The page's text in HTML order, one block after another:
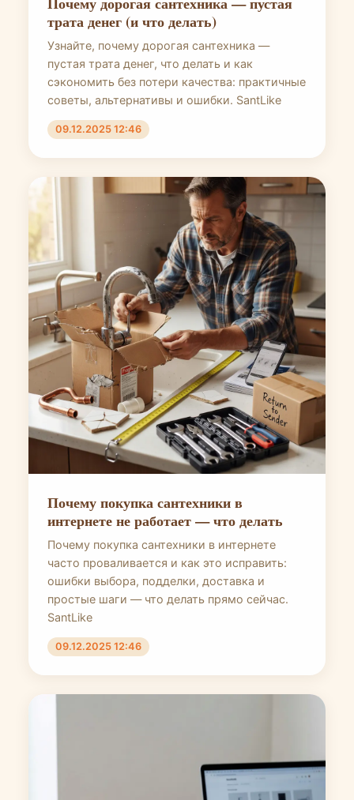
трата денег (и что делать)
Узнайте, почему дорогая сантехника —
пустая трата денег, что делать и как
сэкономить без потери качества: практичные
советы, альтернативы и ошибки. SantLike
09.12.2025 12:46
Почему покупка сантехники в
интернете не работает — что делать
Почему покупка сантехники в интернете
часто проваливается и как это исправить:
ошибки выбора, подделки, доставка и
простые шаги — что делать прямо сейчас.
SantLike
09.12.2025 12:46